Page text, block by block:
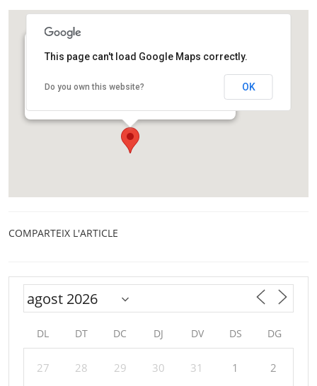
Avinguda Carl Friedrich Gauss, 5. Parc Mediterrani de
la Tecnologia, Edifici B3.
This page can't load Google Maps correctly.
Do you own this website? OK
COMPARTEIX L'ARTICLE
DL DT DC DJ DV DS DG
27 28 29 30 31 1 2